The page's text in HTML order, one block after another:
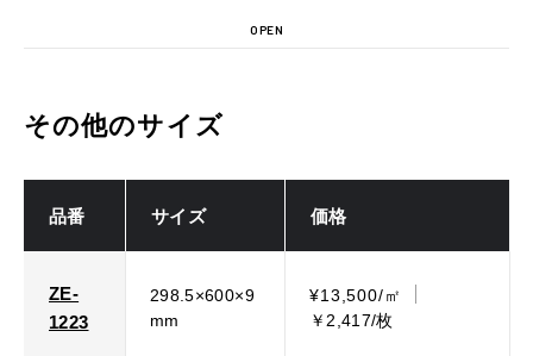
OPEN
その他のサイズ
品番 サイズ 価格
ZE-
1223
298.5×600×9
mm
¥13,500/㎡
￥2,417/枚